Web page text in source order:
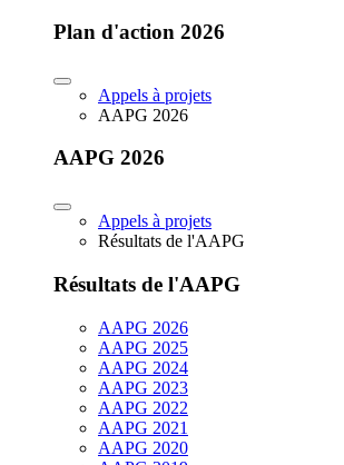
Plan d'action 2026
Appels à projets
AAPG 2026
AAPG 2026
Appels à projets
Résultats de l'AAPG
Résultats de l'AAPG
AAPG 2026
AAPG 2025
AAPG 2024
AAPG 2023
AAPG 2022
AAPG 2021
AAPG 2020